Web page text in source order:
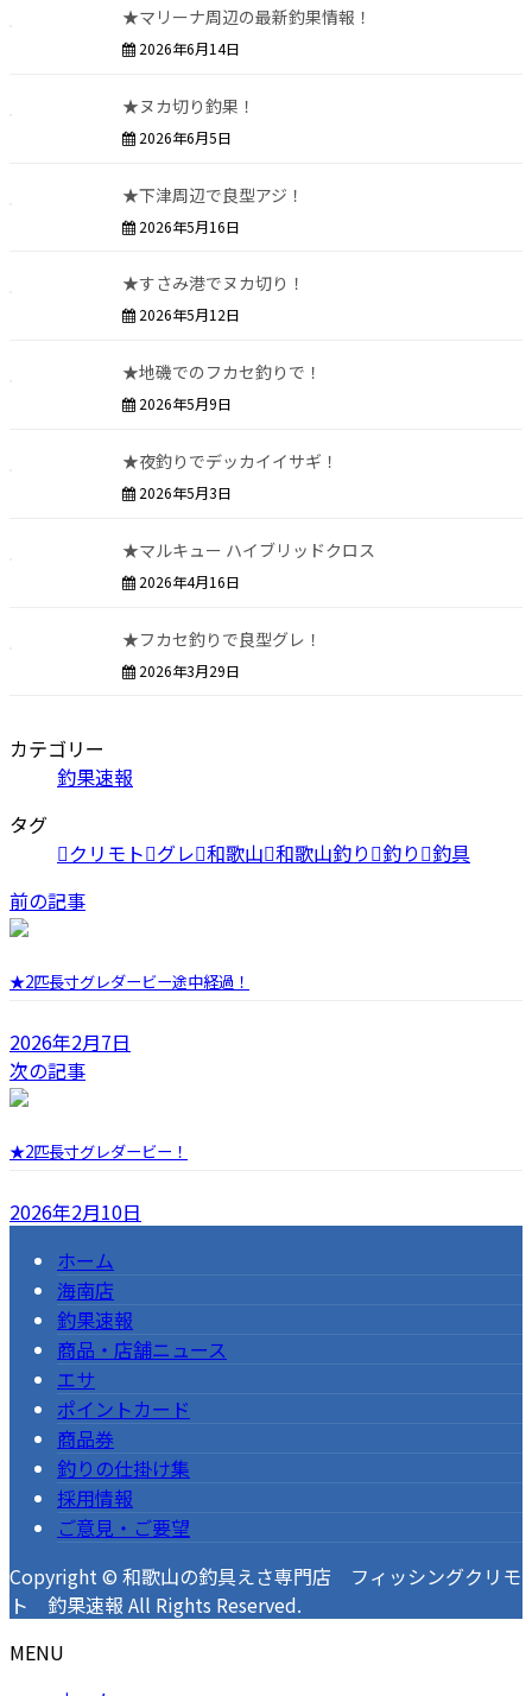
★マリーナ周辺の最新釣果情報！
2026年6月14日
★ヌカ切り釣果！
2026年6月5日
★下津周辺で良型アジ！
2026年5月16日
★すさみ港でヌカ切り！
2026年5月12日
★地磯でのフカセ釣りで！
2026年5月9日
★夜釣りでデッカイイサギ！
2026年5月3日
★マルキュー ハイブリッドクロス
2026年4月16日
★フカセ釣りで良型グレ！
2026年3月29日
カテゴリー
釣果速報
タグ
クリモト グレ 和歌山 和歌山釣り 釣り 釣具
前の記事
★2匹長寸グレダービー途中経過！
2026年2月7日
次の記事
★2匹長寸グレダービー！
2026年2月10日
ホーム
海南店
釣果速報
商品・店舗ニュース
エサ
ポイントカード
商品券
釣りの仕掛け集
採用情報
ご意見・ご要望
Copyright © 和歌山の釣具えさ専門店 フィッシングクリモ
ト 釣果速報 All Rights Reserved.
MENU